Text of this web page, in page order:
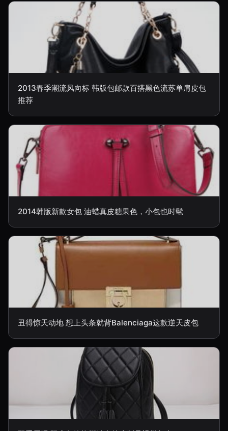
2013春季潮流风向标 韩版包邮款百搭黑色流苏单肩皮包
推荐
2014韩版新款女包 油蜡真皮糖果色，小包也时髦
丑得惊天动地 想上头条就背Balenciaga这款逆天皮包